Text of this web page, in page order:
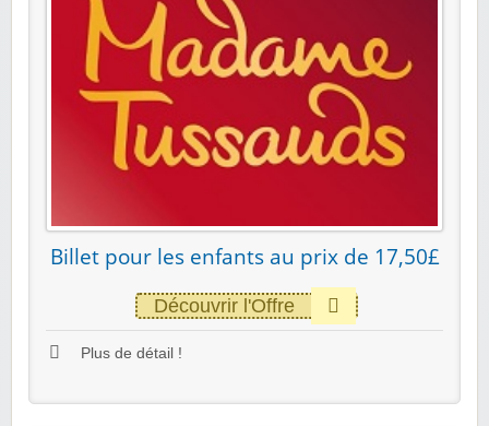
Billet pour les enfants au prix de 17,50£
Découvrir l'Offre
Plus de détail !